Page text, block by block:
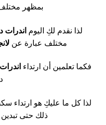
بمظهر
لذا نقدم لكِ اليوماندرات
مختلف عبارة عن
فكما تعلمين أن ارتداء
لذا كل ما عليكِ هو ارتداء
ذلك حتى تبدين